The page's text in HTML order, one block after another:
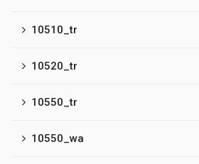
10510_tr
10520_tr
10550_tr
10550_wa